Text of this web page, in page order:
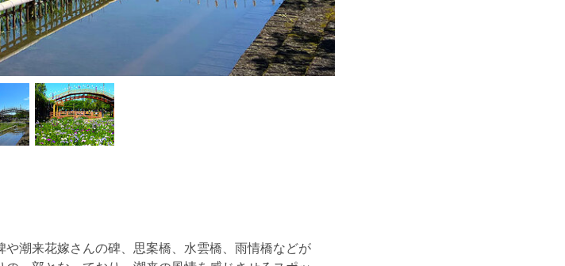
潮来花嫁さんの碑、思案橋、水雲橋、雨情橋などが